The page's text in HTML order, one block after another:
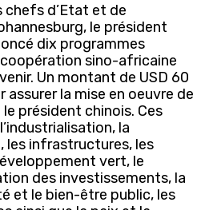
chefs d’Etat et de
le président
dix programmes
sino-africaine
Un montant de USD 60
la mise en oeuvre de
président chinois. Ces
la
les infrastructures, les
vert, le
des investissements, la
et le bien-être public, les